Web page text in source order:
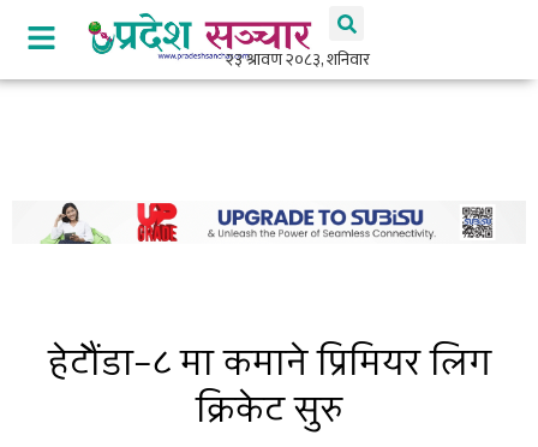
हेटौंडा–८ मा कमाने प्रिमियर लिग
क्रिकेट सुरु